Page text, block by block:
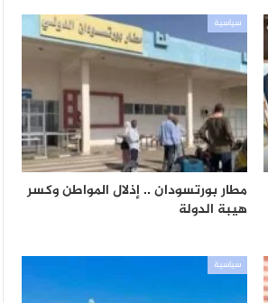
سياسية
مطار بورتسودان .. إذلال المواطن وكسر
هيبة الدولة
سياسية